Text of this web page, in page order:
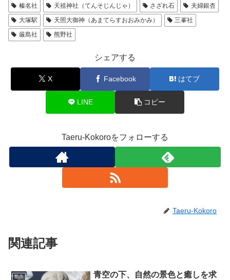
榛名社
天祖神社（てんそじんじゃ） さざれ石
夫婦銀杏
大塚駅
天照大御神（あまてらすおおみかみ）
三峯社
厳島社
熊野社
シェアする
X Facebook はてブ
LINE コピー
Taeru-Kokoroをフォローする
Taeru-Kokoro
関連記事
散歩
青空の下、自然の景色と癒しを求